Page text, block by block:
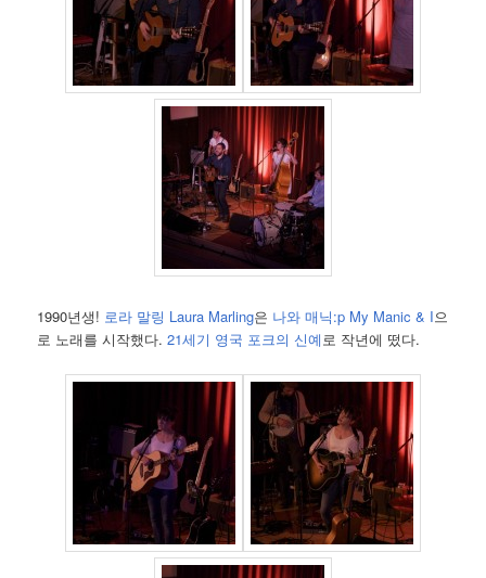
1990년생! 로라 말링 Laura Marling은 나와 매닉:p My Manic & I으
로 노래를 시작했다.21세기 영국 포크의 신예로 작년에 떴다.